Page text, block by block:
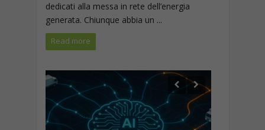
dedicati alla messa in rete dell’energia
generata. Chiunque abbia un ...
Read more